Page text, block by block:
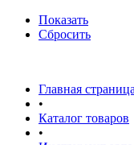
Показать
Сбросить
Главная страница
•
Каталог товаров
•